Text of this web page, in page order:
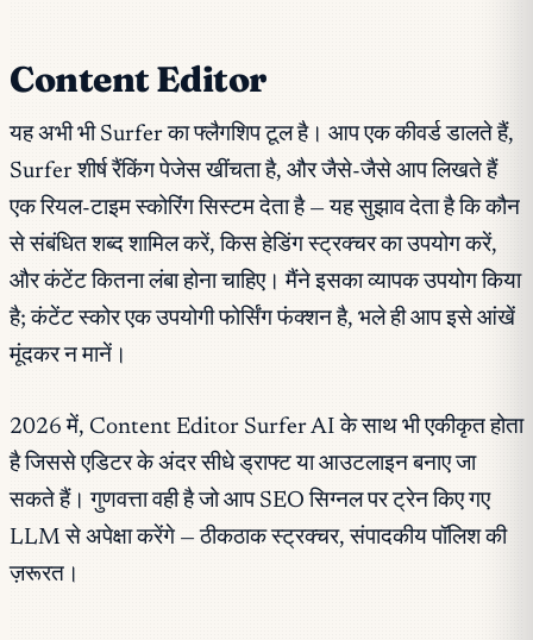
Content Editor
यह अभी भी Surfer का फ्लैगशिप टूल है। आप एक कीवर्ड डालते हैं,
Surfer शीर्ष रैंकिंग पेजेस खींचता है, और जैसे-जैसे आप लिखते हैं
एक रियल-टाइम स्कोरिंग सिस्टम देता है — यह सुझाव देता है कि कौन
से संबंधित शब्द शामिल करें, किस हेडिंग स्ट्रक्चर का उपयोग करें,
और कंटेंट कितना लंबा होना चाहिए। मैंने इसका व्यापक उपयोग किया
है; कंटेंट स्कोर एक उपयोगी फोर्सिंग फंक्शन है, भले ही आप इसे आंखें
मूंदकर न मानें।
2026 में, Content Editor Surfer AI के साथ भी एकीकृत होता
है जिससे एडिटर के अंदर सीधे ड्राफ्ट या आउटलाइन बनाए जा
सकते हैं। गुणवत्ता वही है जो आप SEO सिग्नल पर ट्रेन किए गए
LLM से अपेक्षा करेंगे — ठीकठाक स्ट्रक्चर, संपादकीय पॉलिश की
ज़रूरत।